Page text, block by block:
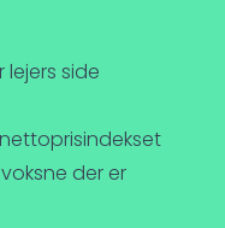
lejers side
der er